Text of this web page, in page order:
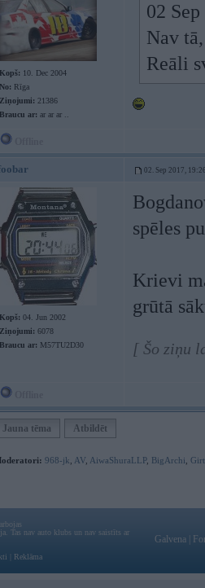
Kopš: 10. Dec 2004
No: Rīga
Ziņojumi: 21386
Braucu ar: ar ar ar ..
02
Nav
Reāli
02. Sep 2017,
Kopš: 04. Jun 2002
Ziņojumi: 6078
Braucu ar: M57TU2D30
spēles
Krievi
grūtā
[ Šo ziņu
Jauna tēma Atbildēt
968-jk AV AiwaShuraLLP, BigArchi
Tas nav auto klubs un nav saistīts ar
Reklāma
Galvena